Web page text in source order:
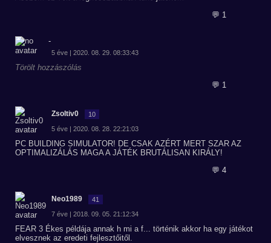
💬 1
-
5 éve | 2020. 08. 29. 08:33:43
Törölt hozzászólás
💬 1
Zsoltiv0 10
5 éve | 2020. 08. 28. 22:21:03
PC BUILDING SIMULATOR! DE CSAK AZÉRT MERT SZAR AZ
OPTIMALIZÁLÁS MAGA A JÁTÉK BRUTÁLISAN KIRÁLY!
💬 4
Neo1989 41
7 éve | 2018. 09. 05. 21:12:34
FEAR 3 Ékes példája annak h mi a f... történik akkor ha egy játékot
elvesznek az eredeti fejlesztőitől.